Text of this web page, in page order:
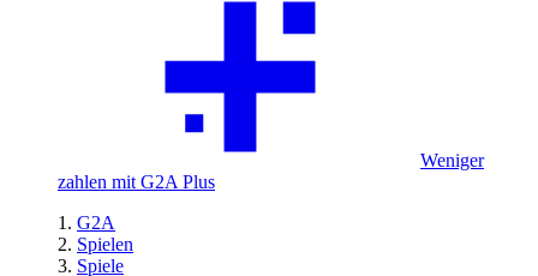
Weniger
zahlen mit G2A Plus
G2A
Spielen
Spiele